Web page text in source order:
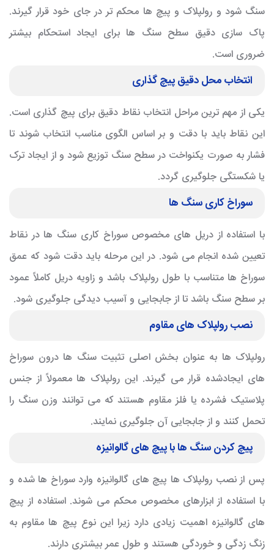
سنگ شود و رولپلاک و پیچ ها محکم تر در جای خود قرار گیرند.
پاک سازی دقیق سطح سنگ ها برای ایجاد استحکام بیشتر
ضروری است.
انتخاب محل دقیق پیچ گذاری
یکی از مهم ترین مراحل انتخاب نقاط دقیق برای پیچ گذاری است.
این نقاط باید با دقت و بر اساس الگوی مناسب انتخاب شوند تا
فشار به صورت یکنواخت در سطح سنگ توزیع شود و از ایجاد ترک
یا شکستگی جلوگیری گردد.
سوراخ کاری سنگ ها
با استفاده از دریل های مخصوص سوراخ کاری سنگ ها در نقاط
تعیین شده انجام می شود. در این مرحله باید دقت شود که عمق
سوراخ ها متناسب با طول رولپلاک باشد و زاویه دریل کاملاً عمود
بر سطح سنگ باشد تا از جابجایی و آسیب دیدگی جلوگیری شود.
نصب رولپلاک های مقاوم
رولپلاک ها به عنوان بخش اصلی تثبیت سنگ ها درون سوراخ
های ایجادشده قرار می گیرند. این رولپلاک ها معمولاً از جنس
پلاستیک فشرده یا فلز مقاوم هستند که می توانند وزن سنگ را
تحمل کنند و از جابجایی آن جلوگیری نمایند.
پیچ کردن سنگ ها با پیچ های گالوانیزه
پس از نصب رولپلاک ها پیچ های گالوانیزه وارد سوراخ ها شده و
با استفاده از ابزارهای مخصوص محکم می شوند. استفاده از پیچ
های گالوانیزه اهمیت زیادی دارد زیرا این نوع پیچ ها مقاوم به
زنگ زدگی و خوردگی هستند و طول عمر بیشتری دارند.